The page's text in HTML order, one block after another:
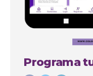
Programa